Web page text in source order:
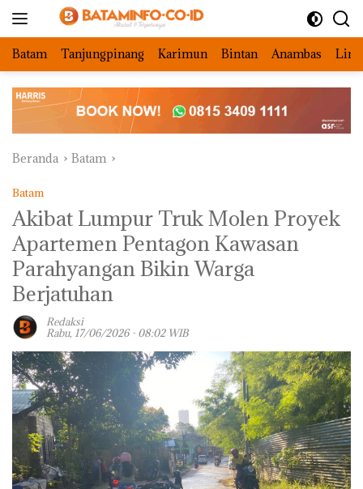
Batam Tanjungpinang Karimun Bintan Anambas
Beranda Batam
Batam
Akibat Lumpur Truk Molen Proyek
Apartemen Pentagon Kawasan
Parahyangan Bikin Warga
Berjatuhan
Redaksi
Rabu, 17/06/2026 - 08:02 WIB